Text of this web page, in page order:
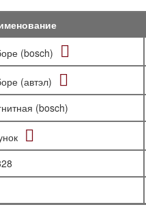
(bosch)
(автэл)
(bosch)